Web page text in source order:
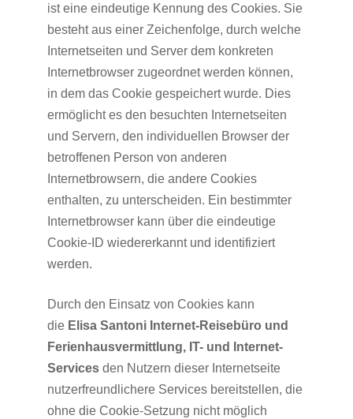
ist eine eindeutige Kennung des Cookies. Sie
besteht aus einer Zeichenfolge, durch welche
Internetseiten und Server dem konkreten
Internetbrowser zugeordnet werden können,
in dem das Cookie gespeichert wurde. Dies
ermöglicht es den besuchten Internetseiten
und Servern, den individuellen Browser der
betroffenen Person von anderen
Internetbrowsern, die andere Cookies
enthalten, zu unterscheiden. Ein bestimmter
Internetbrowser kann über die eindeutige
Cookie-ID wiedererkannt und identifiziert
werden.
Durch den Einsatz von Cookies kann
die Elisa Santoni Internet-Reisebüro und
Ferienhausvermittlung, IT- und Internet-
Servicesden Nutzern dieser Internetseite
nutzerfreundlichere Services bereitstellen, die
ohne die Cookie-Setzung nicht möglich